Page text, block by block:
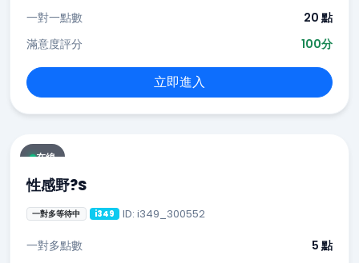
一對一點數
20 點
滿意度評分
100分
立即進入
在線
性感野?S
一對多等待中 i349 ID: i349_300552
一對多點數
5 點